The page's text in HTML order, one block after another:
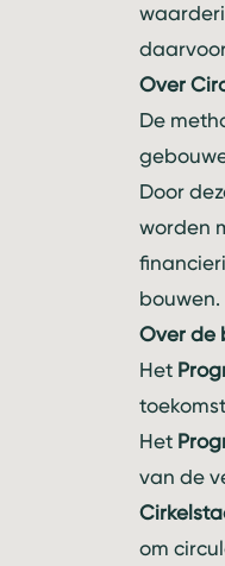
Over
De
Door
worden
bouwen.
Over de
Het
Het
van de
om